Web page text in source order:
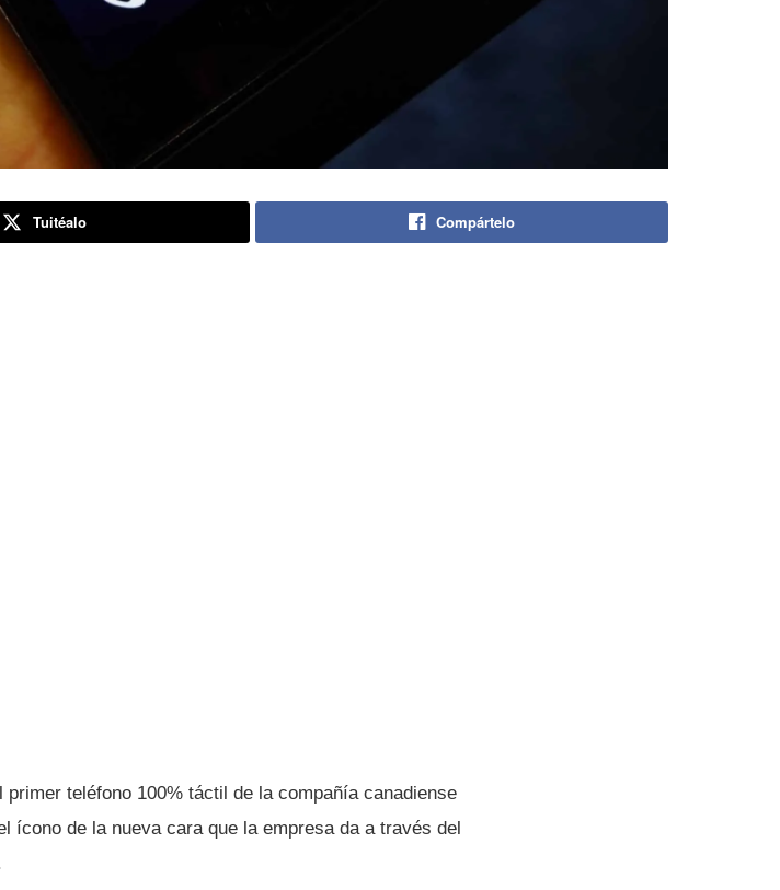
Tuitéalo Compártelo
primer teléfono 100% táctil de la compañí­a canadiense
í­cono de la nueva cara que la empresa da a través del